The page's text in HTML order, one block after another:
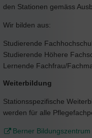
den Stationen gemäss
Wir bilden aus:
Studierende
Studierende Höhere
Lernende Fachfrau/
Weiterbildung
Stationsspezifische
werden für alle
Berner Bildungszentrum